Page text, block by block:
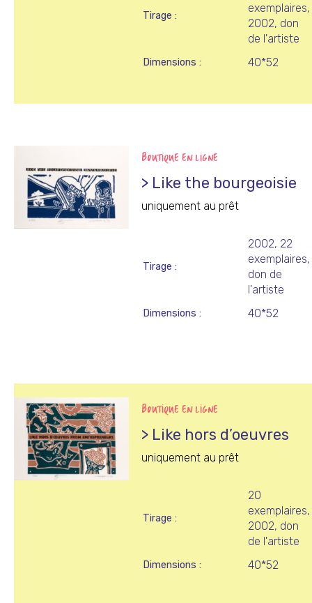
Tirage
exemplaires,
2002, don
de l'artiste
Dimensions 40*52
BOUTIQUE EN LIGNE
> Like the bourgeoisie
uniquement au prêt
Tirage
2002, 22
exemplaires,
don de
l'artiste
Dimensions 40*52
BOUTIQUE EN LIGNE
> Like hors d’oeuvres
uniquement au prêt
Tirage
20
exemplaires,
2002, don
de l'artiste
Dimensions 40*52